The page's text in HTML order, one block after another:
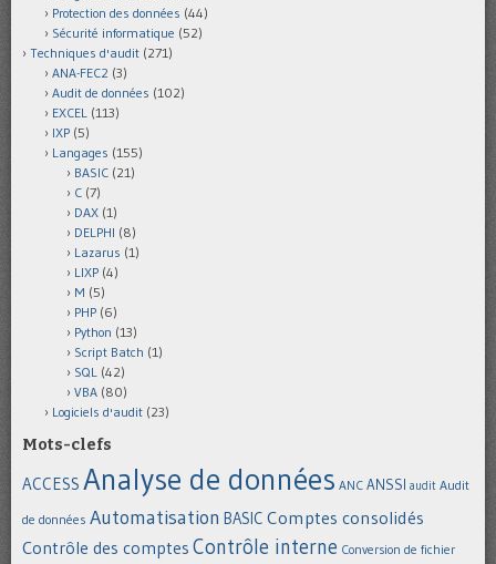
Protection des données (44)
Sécurité informatique (52)
Techniques d'audit (271)
ANA-FEC2 (3)
Audit de données (102)
EXCEL (113)
IXP (5)
Langages (155)
BASIC (21)
C (7)
DAX (1)
DELPHI (8)
Lazarus (1)
LIXP (4)
M (5)
PHP (6)
Python (13)
Script Batch (1)
SQL (42)
VBA (80)
Logiciels d'audit (23)
Mots-clefs
ACCESS Analyse de données ANC ANSSI audit Audit
de données Automatisation BASIC Comptes consolidés
Contrôle des comptes Contrôle interne Conversion de fichier